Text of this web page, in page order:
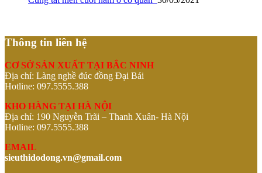
Thông tin liên hệ
CƠ SỞ SẢN XUẤT TẠI BẮC NINH
Địa chỉ: Làng nghề đúc đồng Đại Bái
Hotline: 097.5555.388
KHO HÀNG TẠI HÀ NỘI
Địa chỉ: 190 Nguyễn Trãi – Thanh Xuân- Hà Nội
Hotline: 097.5555.388
EMAIL
sieuthidodong.vn@gmail.com